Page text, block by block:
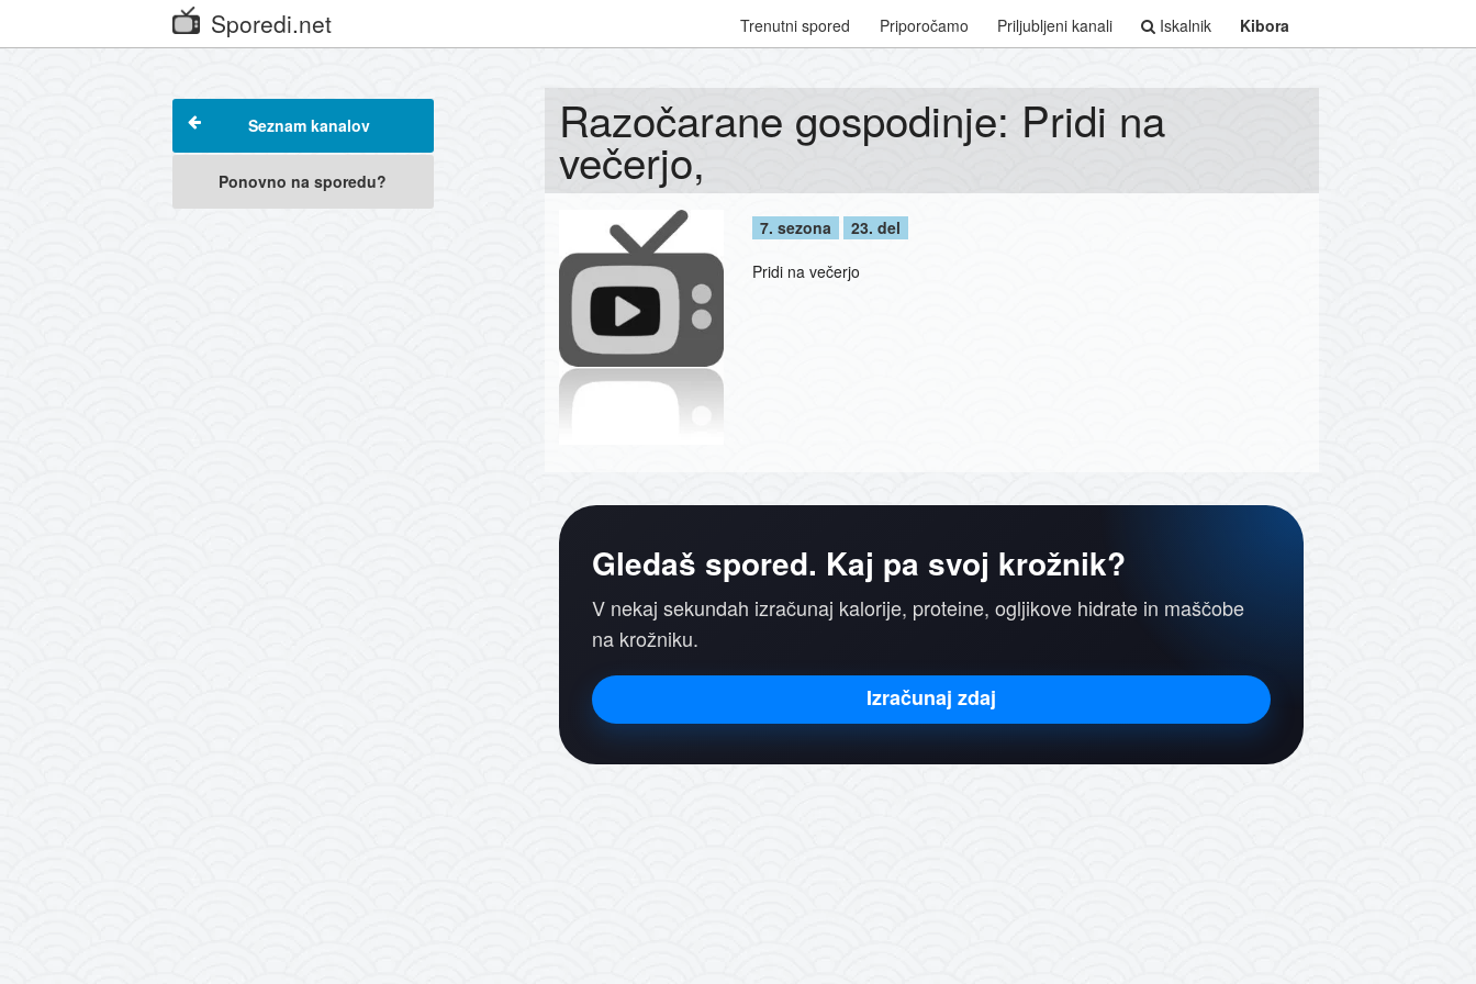
Sporedi.net Trenutni spored Priporočamo Priljubljeni kanali Iskalnik Kibora
Seznam kanalov
Ponovno na sporedu?
Razočarane gospodinje: Pridi na
večerjo,
7. sezona
23. del
Pridi na večerjo
Gledaš spored. Kaj pa svoj krožnik?
V nekaj sekundah izračunaj kalorije, proteine, ogljikove hidrate in maščobe
na krožniku.
Izračunaj zdaj